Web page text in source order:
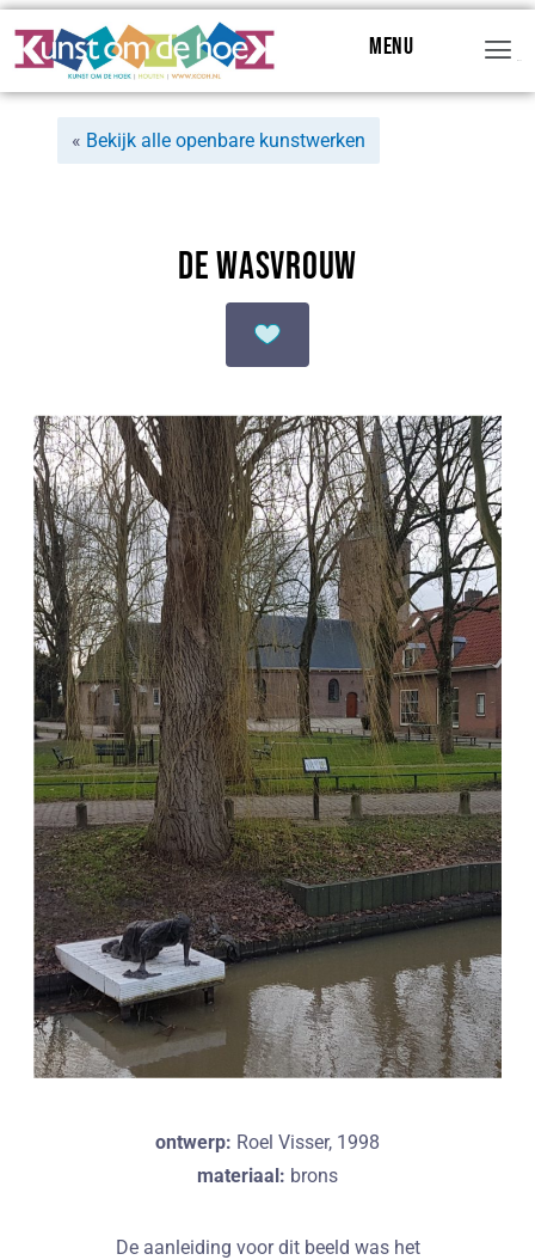
Menu
« Bekijk alle openbare kunstwerken
De Wasvrouw
ontwerp: Roel Visser, 1998
materiaal: brons
De aanleiding voor dit beeld was het